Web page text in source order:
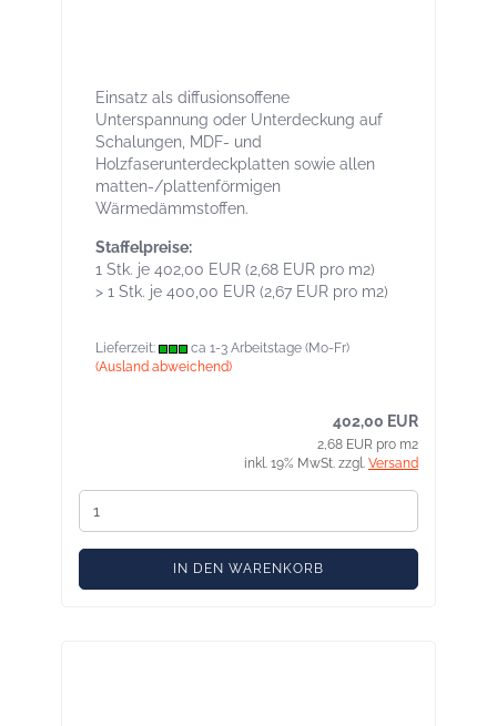
Einsatz als diffusionsoffene
Unterspannung oder Unterdeckung auf
Schalungen, MDF- und
Holzfaserunterdeckplatten sowie allen
matten-/plattenförmigen
Wärmedämmstoffen.
Staffelpreise:
1 Stk. je 402,00 EUR (2,68 EUR pro m2)
> 1 Stk. je 400,00 EUR (2,67 EUR pro m2)
Lieferzeit:
ca 1-3 Arbeitstage (Mo-Fr)
(Ausland abweichend)
402,00 EUR
2,68 EUR pro m2
inkl. 19% MwSt. zzgl. Versand
IN DEN WARENKORB